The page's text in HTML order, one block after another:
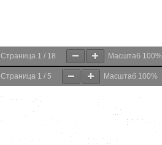
Страница 1 / 18 Масштаб 100%
Страница 1 / 5 Масштаб 100%